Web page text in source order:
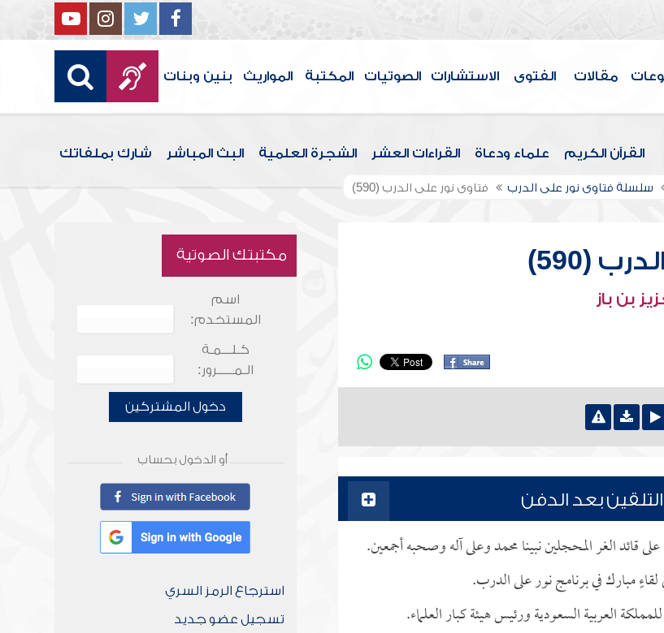
مقالات الفتوى الاستشارات الصوتيات المكتبة المواريث بنين وبنات
القرآن الكريم علماء ودعاة القراءات العشر الشجرة العلمية البث المباشر شارك بملفاتك
سلسلة فتاوى نور على الدرب فتاوى نور على الدرب (590)
(590)
بن باز
بعد الدفن
قائد الغر المحجلين نبينا محمد وعلى آله وصحبه أجمعين.
مبارك في برنامج نور على الدرب.
للمملكة العربية السعودية ورئيس هيئة كبار العلماء.
مكتبتك الصوتية
اسم
المستخدم:
كـلـــمـة
الـمـــــرور:
دخول المشتركين
أو الدخول بحساب
استرجاع الرمز السري
تسجيل عضو جديد